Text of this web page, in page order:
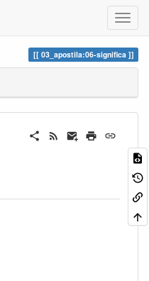
03_apostila:06-significa